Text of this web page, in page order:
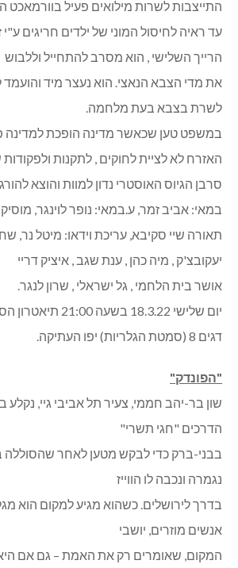
התייצבות לשרות מילואים פעיל בוורמאכט
עד ראיה לחיסול המוני של ילדים חריגים ע"י
הרייך השלישי , הוא מסרב להתחייל וללבוש
את מדי הצבא הנאצי. הוא נעצר מיד
לשרת בצבא בעת מלחמה.
במשפט טען שכאשר מדינה הופכת למדינה
האזרח לא לציית לחוקים , לתקנות
סרבן הגיוס האוסטרי נדון למוות והוצא
במאי: אביב זמר, ע.במאי: נופר לוינגר,
תאורה שיי סקיבא, עריכת וידאו: מיטל נר,
יעקובצ'ק , מיה כהן , ענת שגב , איציק דריי
אושר בית הלחמי , גל ישראלי , שרון לנגר.
יום שלישי 18.3.22
דגים 8 (סמטת הגלריות) יפו העתיקה.
"הפונדק"
שון בר-יהב חממי, צעיר תל אביבי גיי, נקלע
הדרכים "חגי תשרי"
בבני-ברק כדי לבקש מטען לאחר שהסוללה
נגמרה ונכבה לו הווייז
בדרך לירושלים. כשהוא מגיע למקום הוא
אנשים מוזרים, יושבי
המקום, שאומרים רק את האמת – גם אם